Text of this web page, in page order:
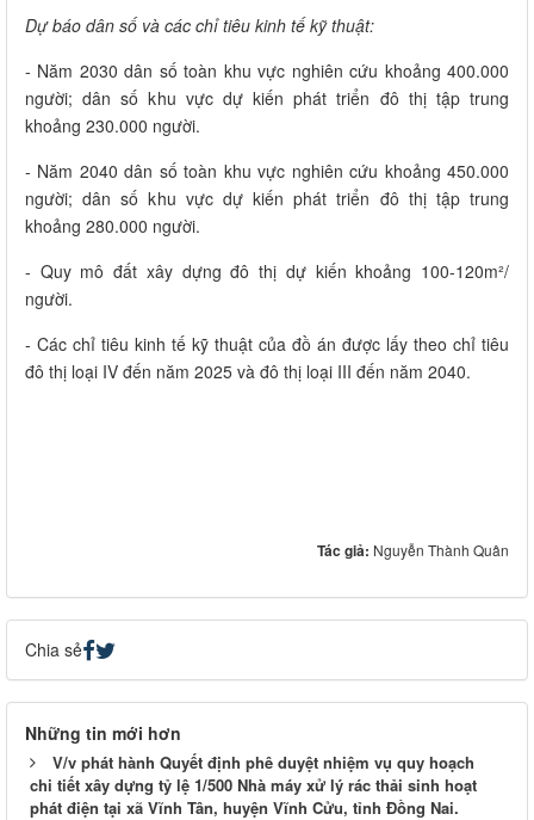
Dự báo dân số và các chỉ tiêu kinh tế kỹ thuật:
- Năm 2030 dân số toàn khu vực nghiên cứu khoảng 400.000
người; dân số khu vực dự kiến phát triển đô thị tập trung
khoảng 230.000 người.
- Năm 2040 dân số toàn khu vực nghiên cứu khoảng 450.000
người; dân số khu vực dự kiến phát triển đô thị tập trung
khoảng 280.000 người.
- Quy mô đất xây dựng đô thị dự kiến khoảng 100-120m²/
người.
- Các chỉ tiêu kinh tế kỹ thuật của đồ án được lấy theo chỉ tiêu
đô thị loại IV đến năm 2025 và đô thị loại III đến năm 2040.
Tác giả: Nguyễn Thành Quân
Chia sẻ
Những tin mới hơn
V/v phát hành Quyết định phê duyệt nhiệm vụ quy hoạch
chi tiết xây dựng tỷ lệ 1/500 Nhà máy xử lý rác thải sinh hoạt
phát điện tại xã Vĩnh Tân, huyện Vĩnh Cửu, tỉnh Đồng Nai.